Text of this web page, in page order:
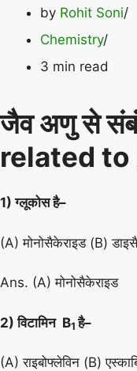
by Rohit Soni
Chemistry
3 min read
जैव अणु से
related
1) ग्लूकोस है–
(A) मोनोसैकेराइड (B)
Ans. (A) मोनोसैकेराइड
2) विटामिन B1 है–
(A) राइबोफ्लेविन (B)